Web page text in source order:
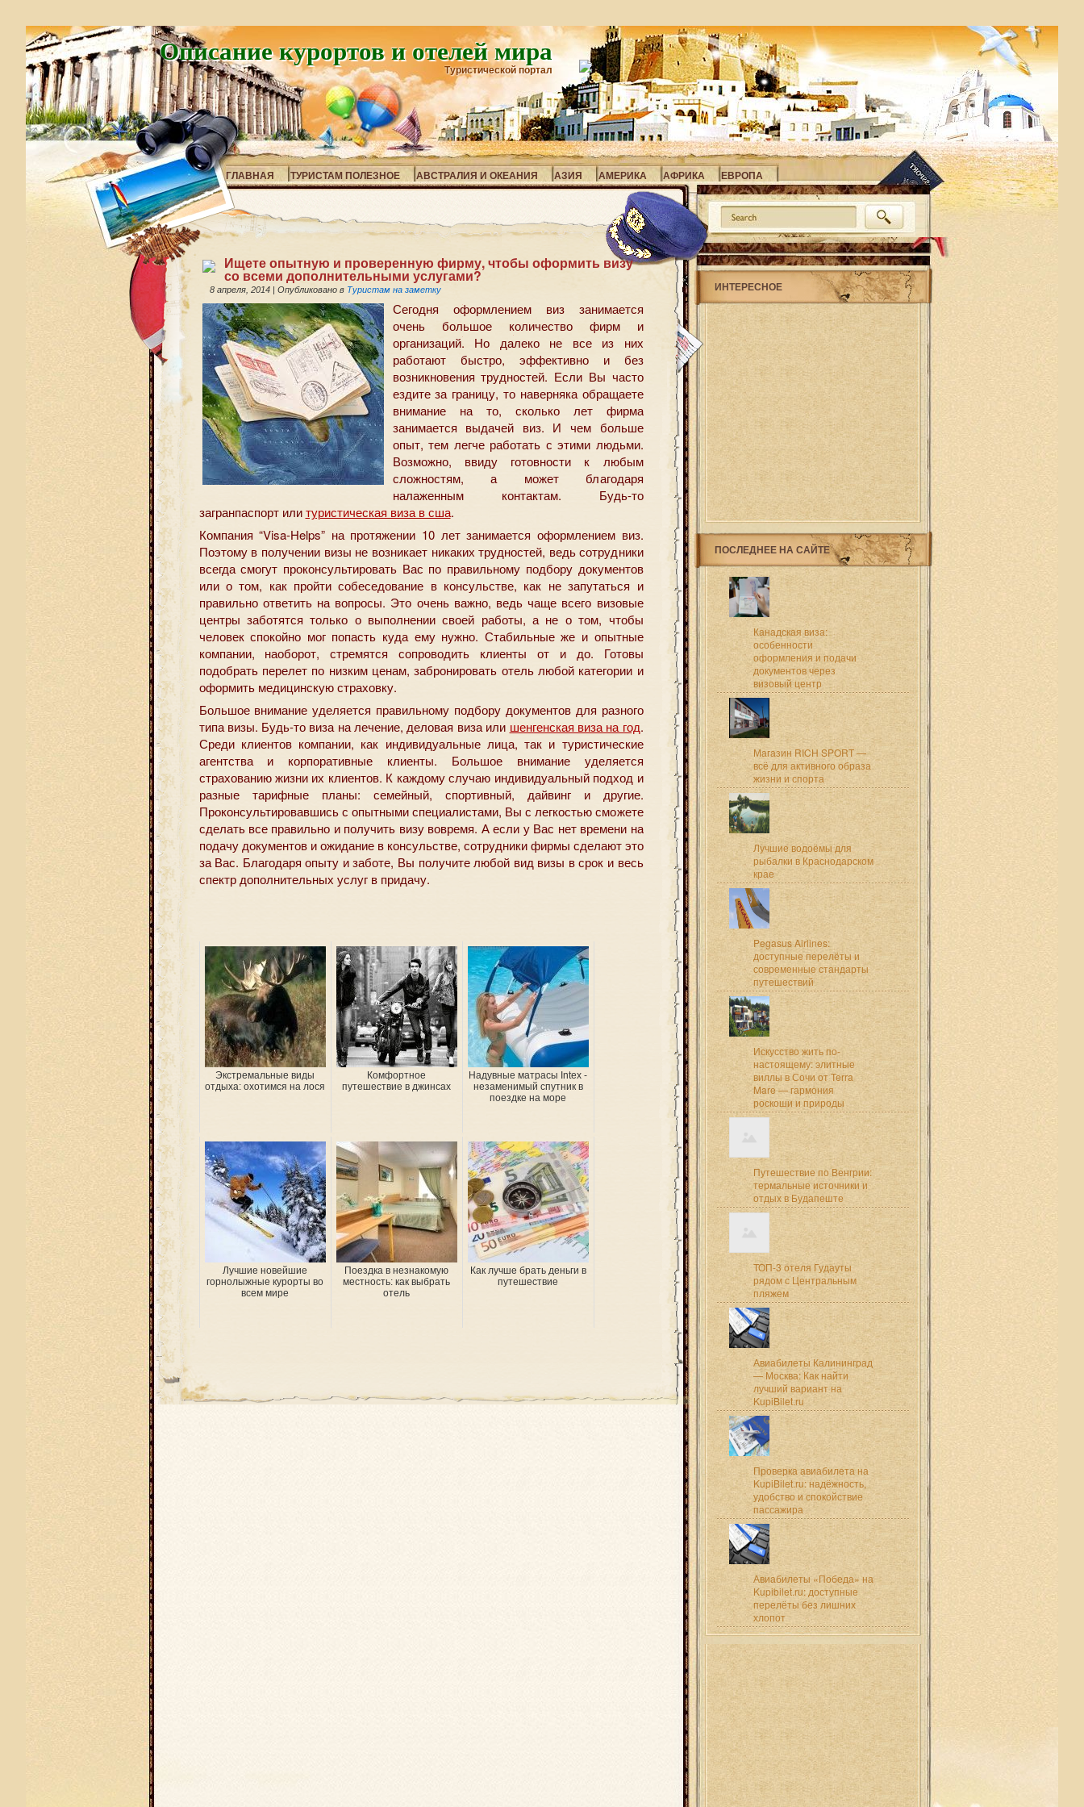
Описание курортов и отелей мира
Туристической портал
ГЛАВНАЯ ТУРИСТАМ ПОЛЕЗНОЕ АВСТРАЛИЯ И ОКЕАНИЯ АЗИЯ АМЕРИКА АФРИКА ЕВРОПА
Ищете опытную и проверенную фирму, чтобы оформить визу
со всеми дополнительными услугами?
8 апреля, 2014 | Опубликовано в Туристам на заметку
Сегодня оформлением виз занимается
очень большое количество фирм и
организаций. Но далеко не все из них
работают быстро, эффективно и без
возникновения трудностей. Если Вы часто
ездите за границу, то наверняка обращаете
внимание на то, сколько лет фирма
занимается выдачей виз. И чем больше
опыт, тем легче работать с этими людьми.
Возможно, ввиду готовности к любым
сложностям, а может благодаря
налаженным контактам. Будь-то
загранпаспорт илитуристическая виза в сша.
Компания “Visa-Helps” на протяжении 10 лет занимается оформлением виз.
Поэтому в получении визы не возникает никаких трудностей, ведь сотрудники
всегда смогут проконсультировать Вас по правильному подбору документов
или о том, как пройти собеседование в консульстве, как не запутаться и
правильно ответить на вопросы. Это очень важно, ведь чаще всего визовые
центры заботятся только о выполнении своей работы, а не о том, чтобы
человек спокойно мог попасть куда ему нужно. Стабильные же и опытные
компании, наоборот, стремятся сопроводить клиенты от и до. Готовы
подобрать перелет по низким ценам, забронировать отель любой категории и
оформить медицинскую страховку.
Большое внимание уделяется правильному подбору документов для разного
типа визы. Будь-то виза на лечение, деловая виза или шенгенская виза на год.
Среди клиентов компании, как индивидуальные лица, так и туристические
агентства и корпоративные клиенты. Большое внимание уделяется
страхованию жизни их клиентов. К каждому случаю индивидуальный подход и
разные тарифные планы: семейный, спортивный, дайвинг и другие.
Проконсультировавшись с опытными специалистами, Вы с легкостью сможете
сделать все правильно и получить визу вовремя. А если у Вас нет времени на
подачу документов и ожидание в консульстве, сотрудники фирмы сделают это
за Вас. Благодаря опыту и заботе, Вы получите любой вид визы в срок и весь
спектр дополнительных услуг в придачу.
Экстремальные виды
отдыха: охотимся на лося
Комфортное
путешествие в джинсах
Надувные матрасы Intex -
незаменимый спутник в
поездке на море
Лучшие новейшие
горнолыжные курорты во
всем мире
Поездка в незнакомую
местность: как выбрать
отель
Как лучше брать деньги в
путешествие
ИНТЕРЕСНОЕ
ПОСЛЕДНЕЕ НА САЙТЕ
Канадская виза:
особенности
оформления и подачи
документов через
визовый центр
Магазин RICH SPORT —
всё для активного образа
жизни и спорта
Лучшие водоёмы для
рыбалки в Краснодарском
крае
Pegasus Airlines:
доступные перелёты и
современные стандарты
путешествий
Искусство жить по-
настоящему: элитные
виллы в Сочи от Terra
Mare — гармония
роскоши и природы
Путешествие по Венгрии:
термальные источники и
отдых в Будапеште
ТОП-3 отеля Гудауты
рядом с Центральным
пляжем
Авиабилеты Калининград
— Москва: Как найти
лучший вариант на
KupiBilet.ru
Проверка авиабилета на
KupiBilet.ru: надёжность,
удобство и спокойствие
пассажира
Авиабилеты «Победа» на
Kupibilet.ru: доступные
перелёты без лишних
хлопот